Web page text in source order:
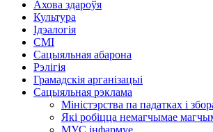
Ахова здароўя
Культура
Ідэалогія
СМІ
Сацыяльная абарона
Рэлігія
Грамадскія арганізацыі
Сацыяльная рэклама
Міністэрства па падатках і
Які робіцца немагчымае
МУС інфармуе